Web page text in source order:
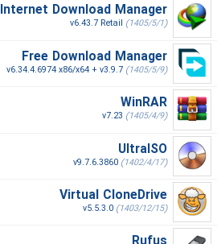
Internet Download Manager
v6.43.7 Retail (1405/5/1)
Free Download Manager
v6.34.4.6974 x86/x64 + v3.9.7 (1405/5/9)
WinRAR
v7.23 (1405/4/9)
UltraISO
v9.7.6.3860 (1402/4/17)
Virtual CloneDrive
v5.5.3.0 (1403/12/15)